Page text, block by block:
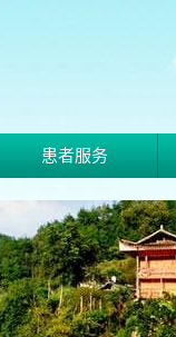
患者服务